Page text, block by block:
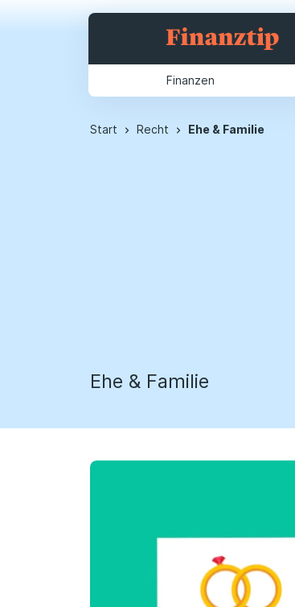
Finanzen
Start Recht Ehe & Familie
Ehe & Familie